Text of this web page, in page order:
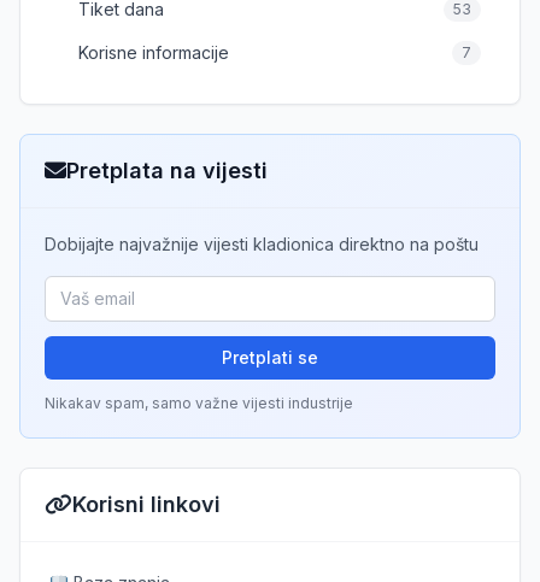
Tiket dana 53
Korisne informacije 7
Pretplata na vijesti
Dobijajte najvažnije vijesti kladionica direktno na poštu
Pretplati se
Nikakav spam, samo važne vijesti industrije
Korisni linkovi